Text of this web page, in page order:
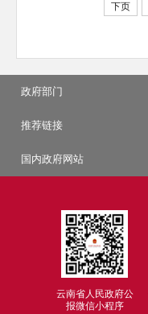
下页
政府部门
推荐链接
国内政府网站
云南省人民政府公
报微信小程序